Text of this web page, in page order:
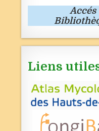
Accés
Liens